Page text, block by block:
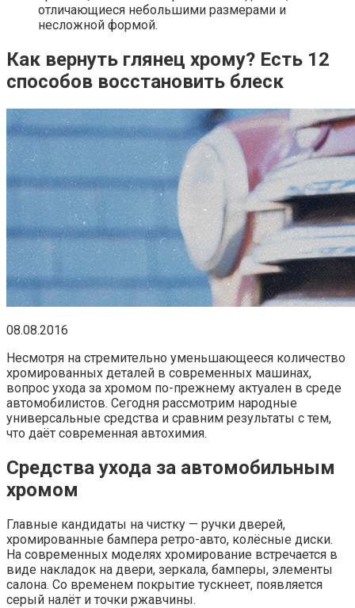
отличающиеся небольшими размерами и
несложной формой.
Как вернуть глянец хрому? Есть 12
способов восстановить блеск
08.08.2016
Несмотря на стремительно уменьшающееся количество
хромированных деталей в современных машинах,
вопрос ухода за хромом по-прежнему актуален в среде
автомобилистов. Сегодня рассмотрим народные
универсальные средства и сравним результаты с тем,
что даёт современная автохимия.
Средства ухода за автомобильным
хромом
Главные кандидаты на чистку — ручки дверей,
хромированные бампера ретро-авто, колёсные диски.
На современных моделях хромирование встречается в
виде накладок на двери, зеркала, бамперы, элементы
салона. Со временем покрытие тускнеет, появляется
серый налёт и точки ржавчины.